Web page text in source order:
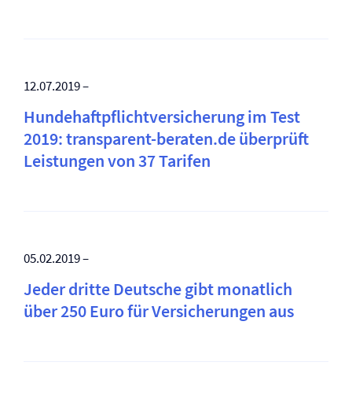
12.07.2019 –
Hunde­haftpflicht­versicherung im Test
2019: transparent-beraten.de überprüft
Leistungen von 37 Tarifen
05.02.2019 –
Jeder dritte Deutsche gibt monatlich
über 250 Euro für Versicherungen aus